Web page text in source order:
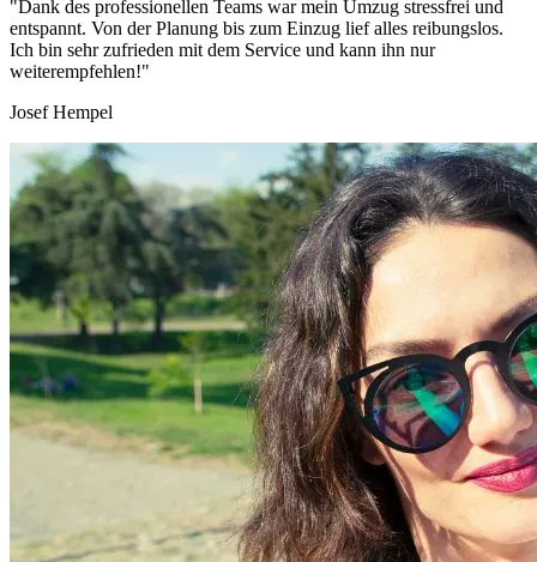
"Dank des professionellen Teams war mein Umzug stressfrei und
entspannt. Von der Planung bis zum Einzug lief alles reibungslos.
Ich bin sehr zufrieden mit dem Service und kann ihn nur
weiterempfehlen!"
Josef Hempel